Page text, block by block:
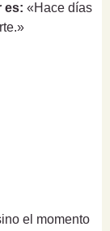
es: «Hace días
el momento